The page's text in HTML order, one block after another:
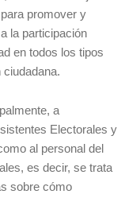
promover y
la participación
en todos los tipos
a
Electorales y
al personal del
es decir, se trata
sobre cómo